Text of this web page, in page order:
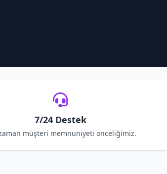
7/24 Destek
müşteri memnuniyeti önceliğimiz.